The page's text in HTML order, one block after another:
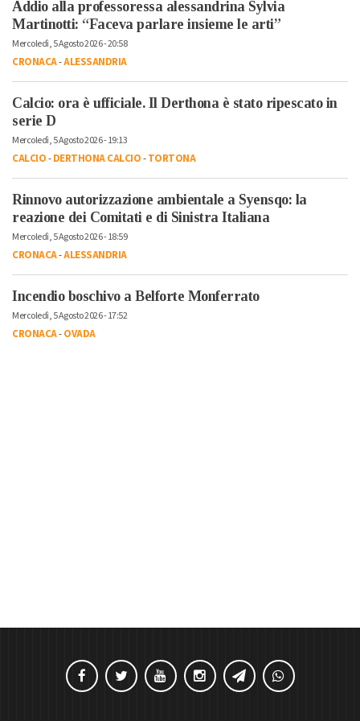
Addio alla professoressa alessandrina Sylvia
Martinotti: “Faceva parlare insieme le arti”
Mercoledì, 5 Agosto 2026 - 20:58
CRONACA-ALESSANDRIA
Calcio: ora è ufficiale. Il Derthona è stato ripescato in
serie D
Mercoledì, 5 Agosto 2026 - 19:13
CALCIO-DERTHONA CALCIO-TORTONA
Rinnovo autorizzazione ambientale a Syensqo: la
reazione dei Comitati e di Sinistra Italiana
Mercoledì, 5 Agosto 2026 - 18:59
CRONACA-ALESSANDRIA
Incendio boschivo a Belforte Monferrato
Mercoledì, 5 Agosto 2026 - 17:52
CRONACA-OVADA